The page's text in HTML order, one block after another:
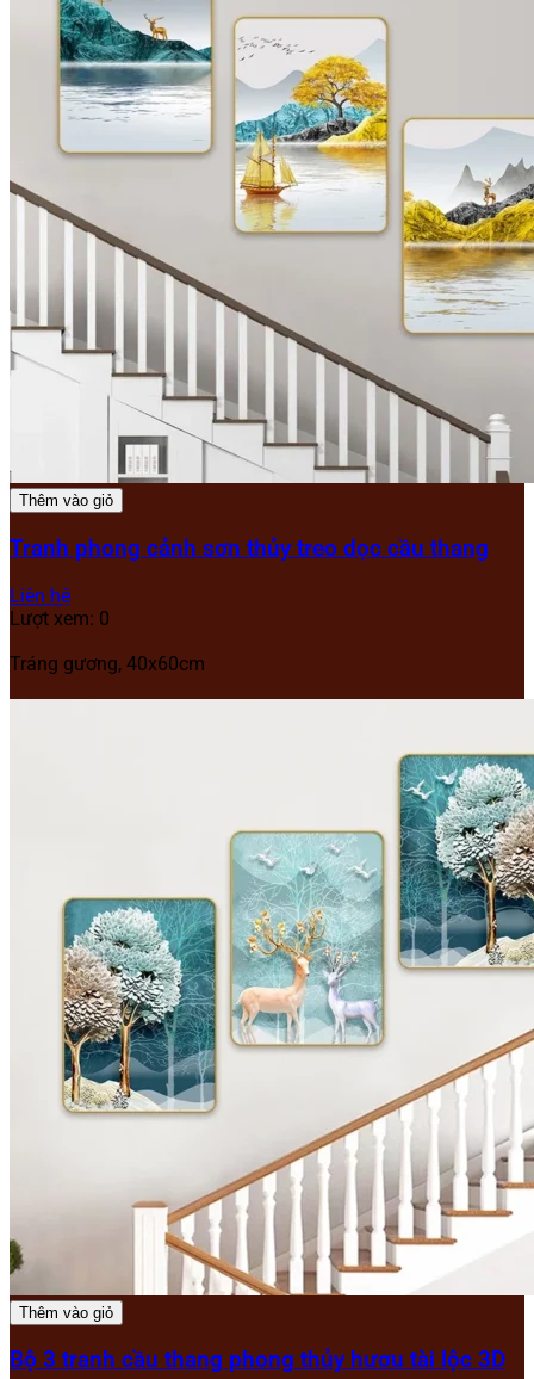
Thêm vào giỏ
Tranh phong cảnh sơn thủy treo dọc cầu thang
Liên hệ
Lượt xem: 0
Tráng gương, 40x60cm
Thêm vào giỏ
Bộ 3 tranh cầu thang phong thủy hươu tài lộc 3D